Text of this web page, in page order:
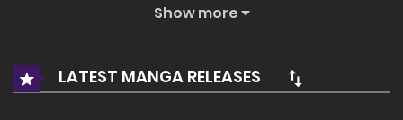
Show more
LATEST MANGA RELEASES